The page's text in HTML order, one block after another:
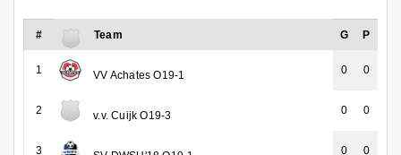
# Team G P
1 VV Achates O19-1 0 0
2 v.v. Cuijk O19-3 0 0
3 0 0